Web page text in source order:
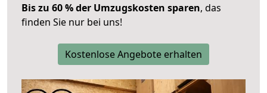
Bis zu 60 % der Umzugskosten sparen, das
finden Sie nur bei uns!
Kostenlose Angebote erhalten